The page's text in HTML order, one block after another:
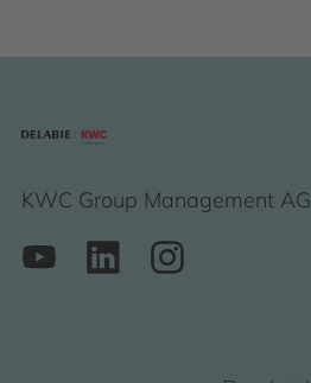
KWC Group Management AG